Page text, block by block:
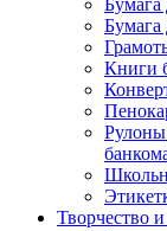
Бумага
Бумага
Книги
Рулоны
Творчество